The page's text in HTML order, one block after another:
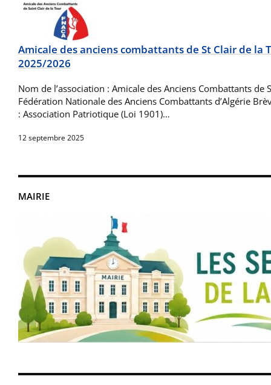
MAIRIE
Amicale des anciens combattants de St Clair de la
2025/2026
Nom de l’association : Amicale des Anciens Combattants de
Fédération Nationale des Anciens Combattants d’Algérie
: Association Patriotique (Loi 1901)…
12 septembre 2025